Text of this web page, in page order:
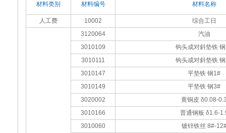
材料类别 材料编号 材料名称
人工费 10002 综合工日
3120064
汽油
3010109
钩头成对斜垫铁
3010111
钩头成对斜垫铁
3010147
平垫铁 钢1#
3010149
平垫铁 钢3#
3020002
黄铜皮 δ0.08-
3010166
普通钢板 δ1.6-
3010060
镀锌铁丝 8#-